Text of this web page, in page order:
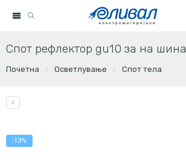
Спот рефлектор gu10 за на шина
Почетна Осветлување Спот тела
-13%